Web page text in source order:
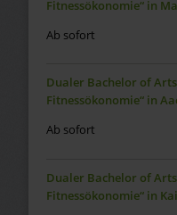
Fitnessökonomie“ in
Ab sofort
Dualer Bachelor of
Fitnessökonomie“ in
Ab sofort
Dualer Bachelor of
Fitnessökonomie“ in